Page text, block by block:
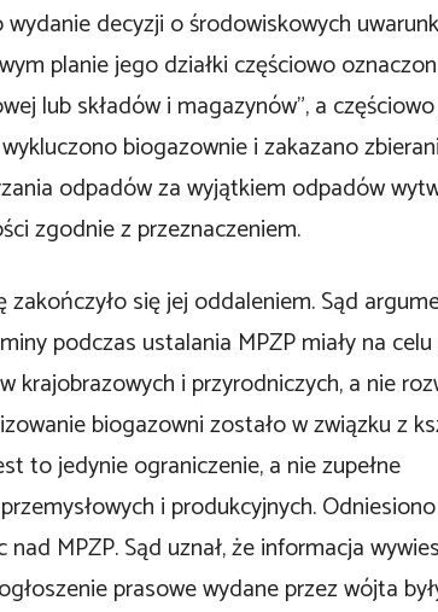
wydanie decyzji o środowiskowych
planie jego działki częściowo
lub składów i magazynów”, a
biogazownie i zakazano
odpadów za wyjątkiem odpadów
zgodnie z przeznaczeniem.
zakończyło się jej oddaleniem. Sąd
podczas ustalania MPZP miały na
krajobrazowych i przyrodniczych, a nie
biogazowni zostało w związku z
to jedynie ograniczenie, a nie zupełne
i produkcyjnych.
MPZP. Sąd uznał, że informacja
prasowe wydane przez wójta